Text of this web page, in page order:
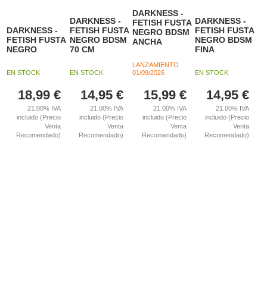
DARKNESS -
FETISH FUSTA
NEGRO
EN STOCK
18,99 €
21.00% IVA
incluido (Precio
Venta
Recomendado)
DARKNESS -
FETISH FUSTA
NEGRO BDSM
70 CM
EN STOCK
14,95 €
21.00% IVA
incluido (Precio
Venta
Recomendado)
DARKNESS -
FETISH FUSTA
NEGRO BDSM
ANCHA
LANZAMIENTO
01/09/2026
15,99 €
21.00% IVA
incluido (Precio
Venta
Recomendado)
DARKNESS -
FETISH FUSTA
NEGRO BDSM
FINA
EN STOCK
14,95 €
21.00% IVA
incluido (Precio
Venta
Recomendado)